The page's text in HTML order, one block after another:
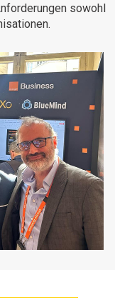
eXo
sowohl